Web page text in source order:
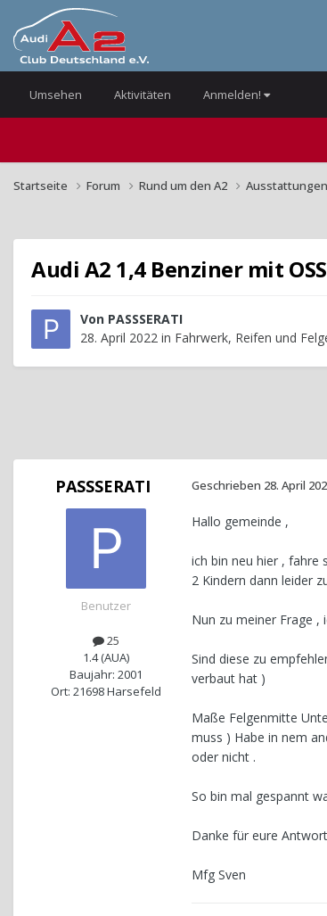
Umsehen Aktivitäten Anmelden!
Startseite Forum Rund um den A2
Audi A2 1,4 Benziner mit
Von PASSSERATI
28. April 2022 in Fahrwerk, Reifen und
PASSSERATI
Benutzer
25
1.4 (AUA)
Baujahr: 2001
Ort: 21698 Harsefeld
Geschrieben 28. April
Hallo gemeinde ,
ich bin neu hier , fahre
2 Kindern dann leider
Nun zu meiner Frage ,
Sind diese zu
verbaut hat )
Maße Felgenmitte
muss ) Habe in nem
oder nicht .
So bin mal gespannt
Danke für eure
Mfg Sven